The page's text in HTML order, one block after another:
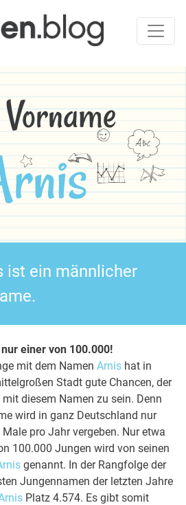
ist ein männlicher
einer von 100.000!
mit dem Namen Arnis hat in
Stadt gute Chancen, der
diesem Namen zu sein. Denn
wird in ganz Deutschland nur
pro Jahr vergeben. Nur etwa
100.000 Jungen wird von seinen
genannt. In der Rangfolge der
Jungennamen der letzten Jahre
Platz 4.574. Es gibt somit